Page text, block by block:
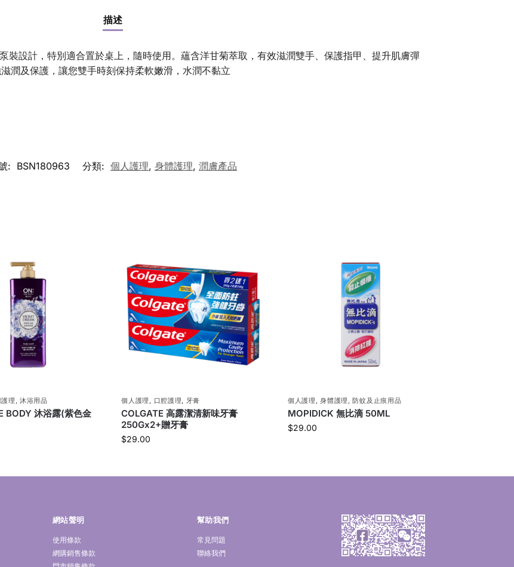
描述
裝設計，特別適合置於桌上，隨時使用。蘊含洋甘菊萃取，有效滋潤雙手、保護指甲、提升肌膚彈
潤及保護，讓您雙手時刻保持柔軟嫩滑，水潤不黏立
: BSN180963 分類: 個人護理, 身體護理, 潤膚產品
理 ,沐浴用品
BODY 沐浴露(紫色金
個人護理 口腔護理 牙膏
COLGATE 高露潔清新味牙膏
250Gx2+贈牙膏
$29.00
個人護理 ,身體護理 ,防蚊及止痕用品
MOPIDICK 無比滴 50ML
$29.00
網站聲明
使用條款
網購銷售條款
幫助我們
常見問題
聯絡我們